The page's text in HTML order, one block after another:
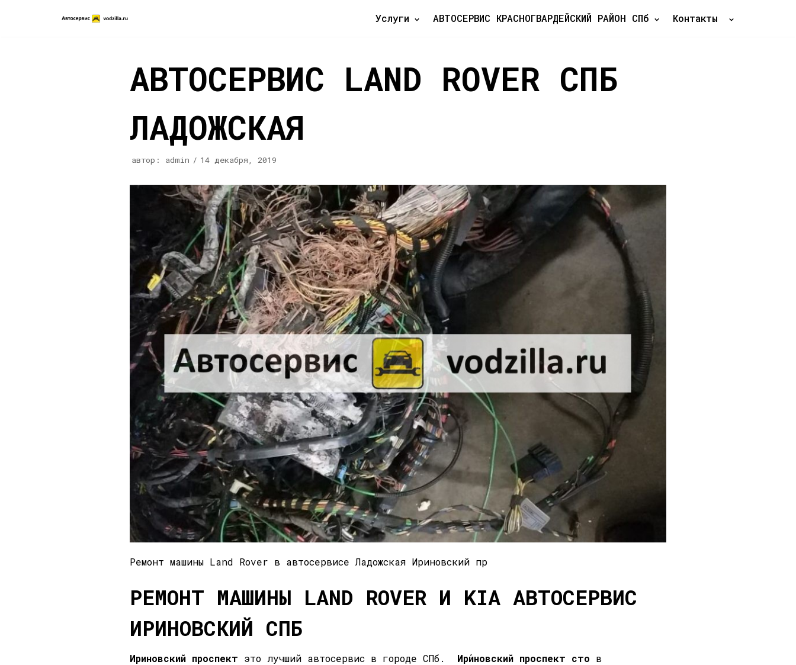
Услуги АВТОСЕРВИС КРАСНОГВАРДЕЙСКИЙ РАЙОН СПб Контакты
АВТОСЕРВИС LAND ROVER СПБ
ЛАДОЖСКАЯ
автор: admin 14 декабря, 2019
Ремонт машины Land Rover в автосервисе Ладожская Ириновский пр
РЕМОНТ МАШИНЫ LAND ROVER И KIA АВТОСЕРВИС
ИРИНОВСКИЙ СПБ
Ириновский проспект это лучший автосервис в городе СПб. Ири́новский проспект сто в